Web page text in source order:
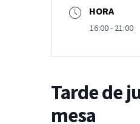
HORA
16:00 - 21:00
Tarde de
mesa